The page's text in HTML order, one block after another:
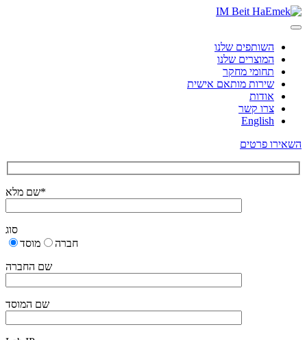
השותפים שלנו
המוצרים שלנו
תחומי מחקר
שירות מותאם אישית
אודות
צרו קשר
English
השאירו פרטים
שם מלא*
סוג
חברה
מוסד
שם החברה
שם המוסד